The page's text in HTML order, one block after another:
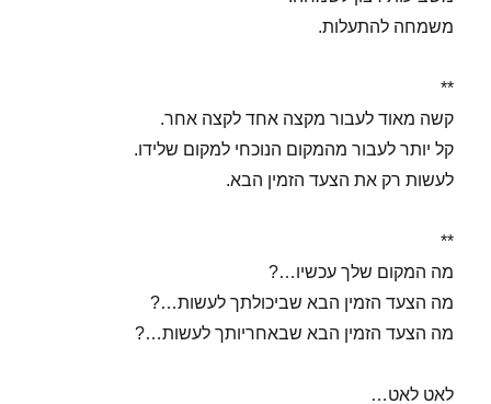
משמחה להתעלות.
**
קשה מאוד לעבור מקצה אחד לקצה אחר.
קל יותר לעבור מהמקום הנוכחי למקום שלידו.
לעשות רק את הצעד הזמין הבא.
**
מה המקום שלך עכשיו…?
מה הצעד הזמין הבא שביכולתך לעשות…?
מה הצעד הזמין הבא שבאחריותך לעשות…?
לאט לאט…